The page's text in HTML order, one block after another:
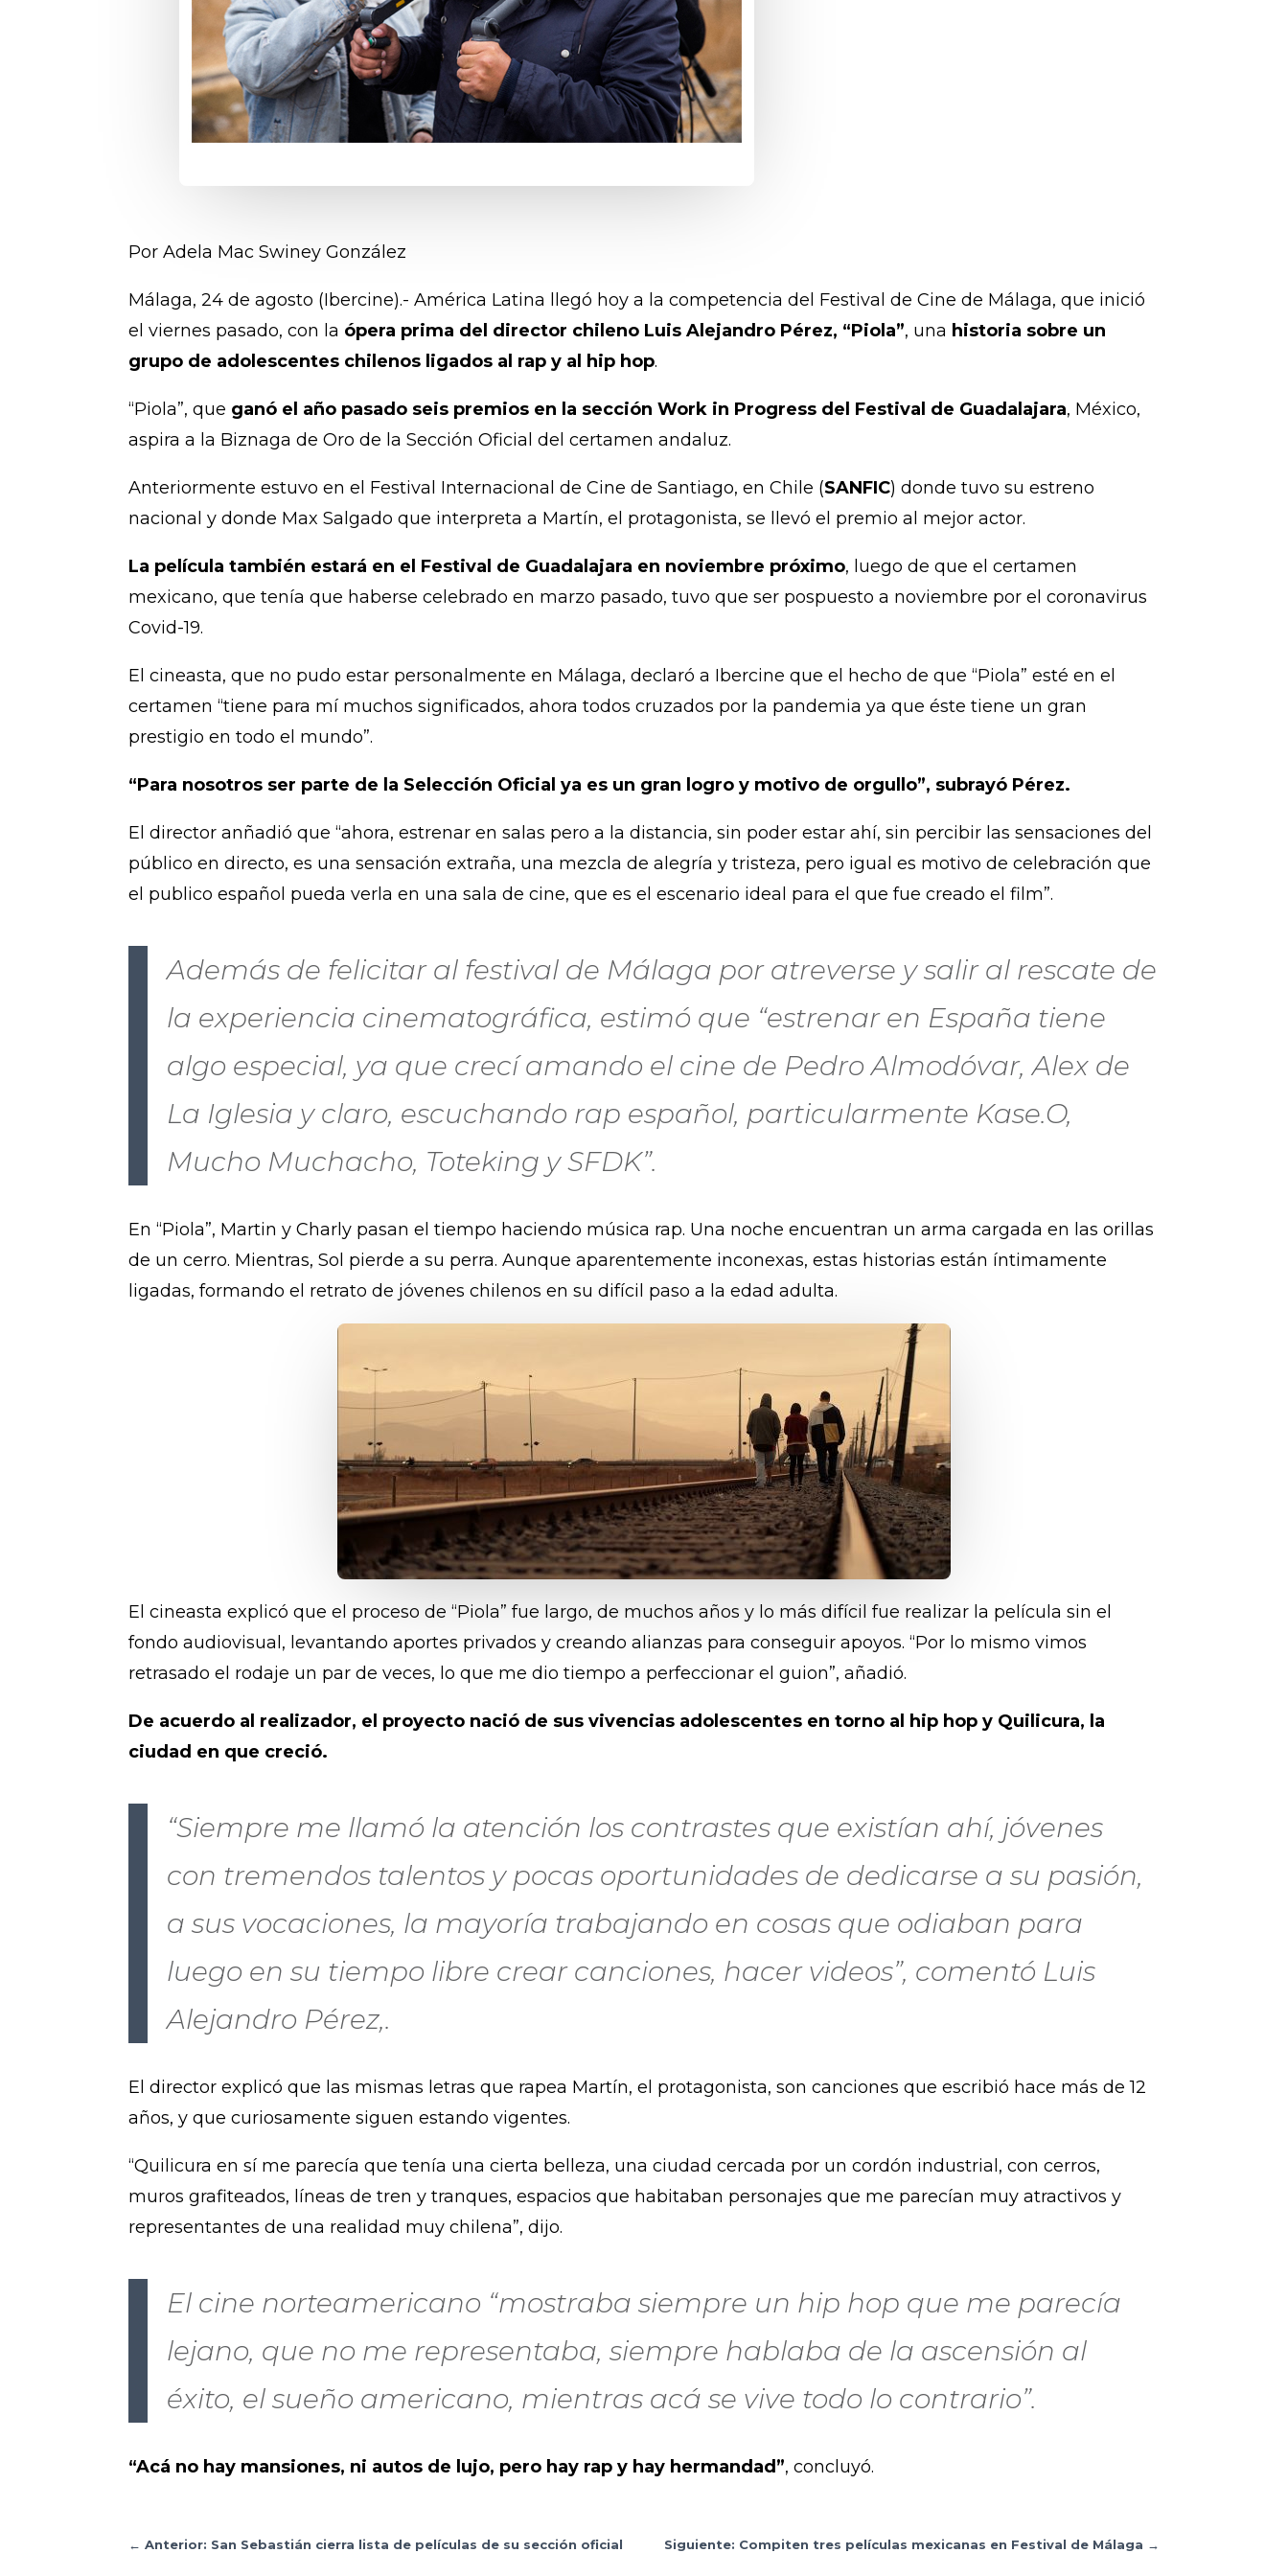
Por Adela Mac Swiney González
Málaga, 24 de agosto (Ibercine).- América Latina llegó hoy a la competencia del Festival de Cine de Málaga, que inició
el viernes pasado, con la ópera prima del director chileno Luis Alejandro Pérez, “Piola”, una historia sobre un
grupo de adolescentes chilenos ligados al rap y al hip hop.
“Piola”, que ganó el año pasado seis premios en la sección Work in Progress del Festival de Guadalajara, México,
aspira a la Biznaga de Oro de la Sección Oficial del certamen andaluz.
Anteriormente estuvo en el Festival Internacional de Cine de Santiago, en Chile (SANFIC) donde tuvo su estreno
nacional y donde Max Salgado que interpreta a Martín, el protagonista, se llevó el premio al mejor actor.
La película también estará en el Festival de Guadalajara en noviembre próximo, luego de que el certamen
mexicano, que tenía que haberse celebrado en marzo pasado, tuvo que ser pospuesto a noviembre por el coronavirus
Covid-19.
El cineasta, que no pudo estar personalmente en Málaga, declaró a Ibercine que el hecho de que “Piola” esté en el
certamen “tiene para mí muchos significados, ahora todos cruzados por la pandemia ya que éste tiene un gran
prestigio en todo el mundo”.
“Para nosotros ser parte de la Selección Oficial ya es un gran logro y motivo de orgullo”, subrayó Pérez.
El director anñadió que “ahora, estrenar en salas pero a la distancia, sin poder estar ahí, sin percibir las sensaciones del
público en directo, es una sensación extraña, una mezcla de alegría y tristeza, pero igual es motivo de celebración que
el publico español pueda verla en una sala de cine, que es el escenario ideal para el que fue creado el film”.
Además de felicitar al festival de Málaga por atreverse y salir al rescate de
la experiencia cinematográfica, estimó que “estrenar en España tiene
algo especial, ya que crecí amando el cine de Pedro Almodóvar, Alex de
La Iglesia y claro, escuchando rap español, particularmente Kase.O,
Mucho Muchacho, Toteking y SFDK”.
En “Piola”, Martin y Charly pasan el tiempo haciendo música rap. Una noche encuentran un arma cargada en las orillas
de un cerro. Mientras, Sol pierde a su perra. Aunque aparentemente inconexas, estas historias están íntimamente
ligadas, formando el retrato de jóvenes chilenos en su difícil paso a la edad adulta.
El cineasta explicó que el proceso de “Piola” fue largo, de muchos años y lo más difícil fue realizar la película sin el
fondo audiovisual, levantando aportes privados y creando alianzas para conseguir apoyos. “Por lo mismo vimos
retrasado el rodaje un par de veces, lo que me dio tiempo a perfeccionar el guion”, añadió.
De acuerdo al realizador, el proyecto nació de sus vivencias adolescentes en torno al hip hop y Quilicura, la
ciudad en que creció.
“Siempre me llamó la atención los contrastes que existían ahí, jóvenes
con tremendos talentos y pocas oportunidades de dedicarse a su pasión,
a sus vocaciones, la mayoría trabajando en cosas que odiaban para
luego en su tiempo libre crear canciones, hacer videos”, comentó Luis
Alejandro Pérez,.
El director explicó que las mismas letras que rapea Martín, el protagonista, son canciones que escribió hace más de 12
años, y que curiosamente siguen estando vigentes.
“Quilicura en sí me parecía que tenía una cierta belleza, una ciudad cercada por un cordón industrial, con cerros,
muros grafiteados, líneas de tren y tranques, espacios que habitaban personajes que me parecían muy atractivos y
representantes de una realidad muy chilena”, dijo.
El cine norteamericano “mostraba siempre un hip hop que me parecía
lejano, que no me representaba, siempre hablaba de la ascensión al
éxito, el sueño americano, mientras acá se vive todo lo contrario”.
“Acá no hay mansiones, ni autos de lujo, pero hay rap y hay hermandad”, concluyó.
←Anterior: San Sebastián cierra lista de películas de su sección oficial Siguiente: Compiten tres películas mexicanas en Festival de Málaga →